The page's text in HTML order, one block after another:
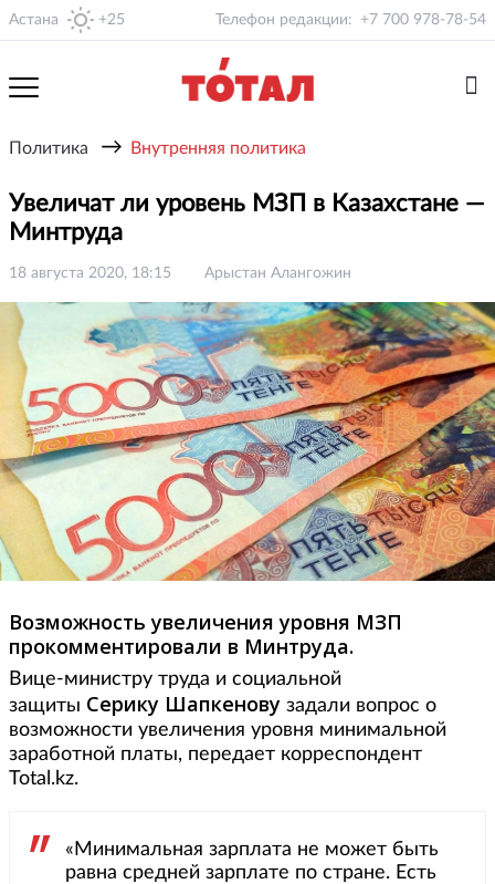
Астана +25 Телефон редакции: +7 700 978-78-54
Политика → Внутренняя политика
Увеличат ли уровень МЗП в Казахстане —
Минтруда
18 августа 2020, 18:15 Арыстан Алангожин
Возможность увеличения уровня МЗП
прокомментировали в Минтруда.
Вице-министру труда и социальной
защиты Серику Шапкенову задали вопрос о
возможности увеличения уровня минимальной
заработной платы, передает корреспондент
Total.kz.
«Минимальная зарплата не может быть
равна средней зарплате по стране. Есть